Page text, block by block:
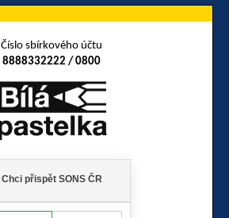
Číslo sbírkového účtu
8888332222 / 0800